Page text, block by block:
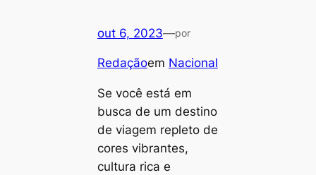
out 6, 2023—por
Redaçãoem Nacional
Se você está em
busca de um destino
de viagem repleto de
cores vibrantes,
cultura rica e